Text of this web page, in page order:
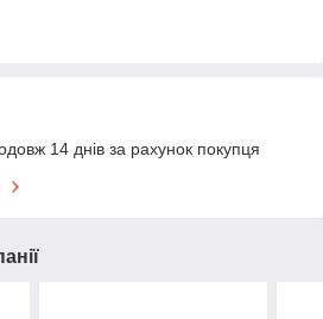
14 днів за рахунок покупця